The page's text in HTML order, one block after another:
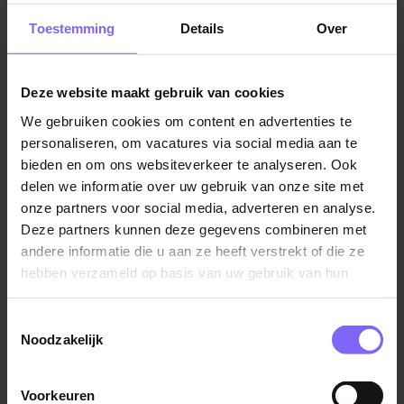
Toestemming Details Over
Deze website maakt gebruik van cookies
We gebruiken cookies om content en advertenties te
personaliseren, om vacatures via social media aan te
bieden en om ons websiteverkeer te analyseren. Ook
delen we informatie over uw gebruik van onze site met
onze partners voor social media, adverteren en analyse.
Deze partners kunnen deze gegevens combineren met
andere informatie die u aan ze heeft verstrekt of die ze
hebben verzameld op basis van uw gebruik van hun
Noodzakelijk
Voorkeuren
Heb je (nog) geen diploma? Geen probleem! Voor
een bijbaan in Venlo heb je meestal geen diploma
uitgevoerd door scholieren of studenten. De meeste
bijbaantjes kun je vinden in de horeca of in
supermarkten. De gemiddelde duur is 8 uur per
week. Ook voor deze jobs zijn er genoeg vacatures in
Venlo.
Zie jij het zitten om een centje bij te verdienen? Bekijk
dan de vacatures voor een bijbaan in Venlo ! Ook voor
parttime vacatures zijn er genoeg mogelijkheden in
Venlo! Hiervoor kun je onze vacaturepagina met
denkt! Met de Venlo vacatures die beschikbaar zijn, is